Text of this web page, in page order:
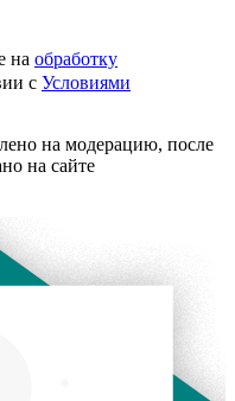
на обработку
с Условиями
на модерацию, после
на сайте